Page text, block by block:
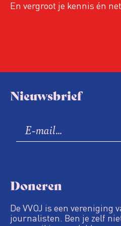
En vergroot je kennis én
Nieuwsbrief
Doneren
De VVOJ is een vereniging
journalisten. Ben je zelf